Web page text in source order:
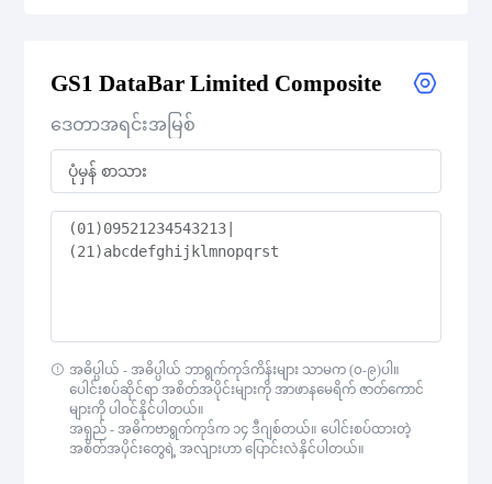
GS1 DataBar Expanded Composite
GS1 DataBar Expanded Stacked
GS1 DataBar Expanded Stacked Composite
GS1 DataBar Limited
GS1 DataBar Omnidirectional
GS1 DataBar Omnidirectional Composite
GS1 DataBar Limited Composite
ဒေတာအရင်းအမြစ်
အဓိပ္ပါယ် - အဓိပ္ပါယ် ဘာရွက်ကုဒ်ကိန်းများ သာမက (၀-၉)ပါ။
ပေါင်းစပ်ဆိုင်ရာ အစိတ်အပိုင်းများကို အာဖာနမေရိက် ဇာတ်ကောင်
များကို ပါဝင်နိုင်ပါတယ်။
အရှည် - အဓိကဗာရွက်ကုဒ်က ၁၄ ဒီဂျစ်တယ်။ ပေါင်းစပ်ထားတဲ့
အစိတ်အပိုင်းတွေရဲ့ အလျားဟာ ပြောင်းလဲနိုင်ပါတယ်။